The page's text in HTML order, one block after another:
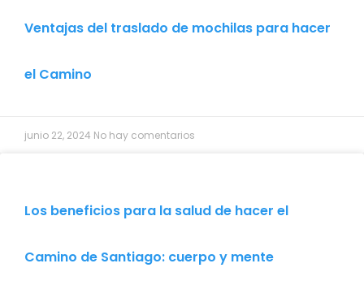
Ventajas del traslado de mochilas para hacer
el Camino
junio 22, 2024 No hay comentarios
Los beneficios para la salud de hacer el
Camino de Santiago: cuerpo y mente